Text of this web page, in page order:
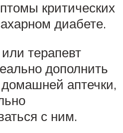
критических
диабете.
терапевт
дополнить
аптечки,
с ним.